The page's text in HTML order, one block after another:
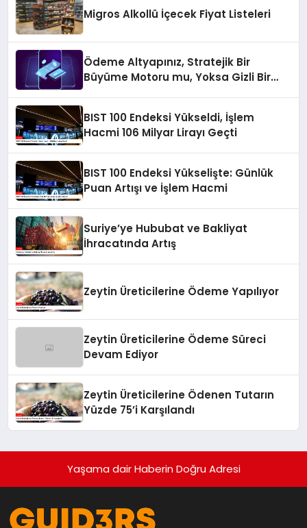
Migros Alkollü İçecek Fiyat Listeleri
Ödeme Altyapınız, Stratejik Bir
Büyüme Motoru mu, Yoksa Gizli Bir
BIST 100 Endeksi Yükseldi, İşlem
Hacmi 106 Milyar Lirayı Geçti
BIST 100 Endeksi Yükselişte: Günlük
Puan Artışı ve İşlem Hacmi
Suriye’ye Hububat ve Bakliyat
İhracatında Artış
Zeytin Üreticilerine Ödeme Yapılıyor
Zeytin Üreticilerine Ödeme Süreci
Devam Ediyor
Zeytin Üreticilerine Ödenen Tutarın
Yüzde 75’i Karşılandı
Yaşama dair Haberin Doğru Adresi